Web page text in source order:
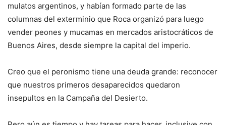
mulatos argentinos, y habían formado parte de las
columnas del exterminio que Roca organizó para luego
vender peones y mucamas en mercados aristocráticos de
Buenos Aires, desde siempre la capital del imperio.
Creo que el peronismo tiene una deuda grande: reconocer
que nuestros primeros desaparecidos quedaron
insepultos en la Campaña del Desierto.